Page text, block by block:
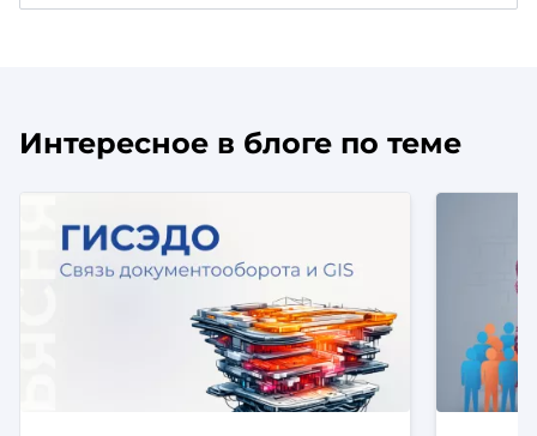
Интересное в блоге по теме